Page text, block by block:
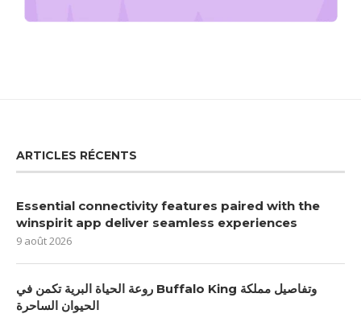
ARTICLES RÉCENTS
Essential connectivity features paired with the
winspirit app deliver seamless experiences
9 août 2026
روعة الحياة البرية تكمن في Buffalo King وتفاصيل مملكة
الحيوان الساحرة